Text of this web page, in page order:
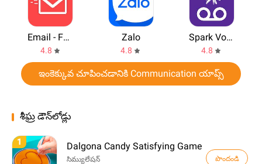
Email - Fast & Smart email for any Mail
4.8
Zalo
4.8
Spark Voicemail
4.8
ఇంకెక్కువ చూపించడానికి Communication యాప్స్
శీఘ్ర డౌన్‌లోడ్లు
1 Dalgona Candy Satisfying Game
సిమ్యులేషన్ పొందండి